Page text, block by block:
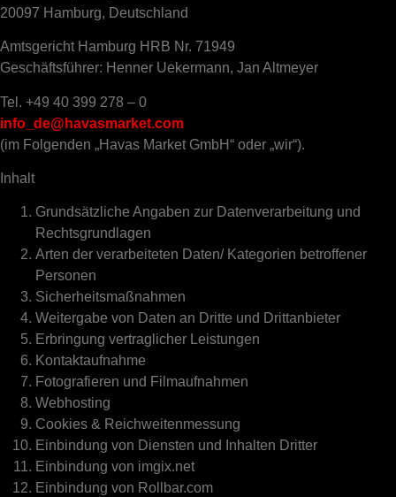
20097 Hamburg, Deutschland
Amtsgericht Hamburg HRB Nr. 71949
Geschäftsführer: Henner Uekermann, Jan Altmeyer
Tel. +49 40 399 278 – 0
info_de@havasmarket.com
(im Folgenden „Havas Market GmbH“ oder „wir“).
Inhalt
Grundsätzliche Angaben zur Datenverarbeitung und
Rechtsgrundlagen
Arten der verarbeiteten Daten/ Kategorien betroffener
Personen
Sicherheitsmaßnahmen
Weitergabe von Daten an Dritte und Drittanbieter
Erbringung vertraglicher Leistungen
Kontaktaufnahme
Fotografieren und Filmaufnahmen
Webhosting
Cookies & Reichweitenmessung
Einbindung von Diensten und Inhalten Dritter
Einbindung von imgix.net
Einbindung von Rollbar.com